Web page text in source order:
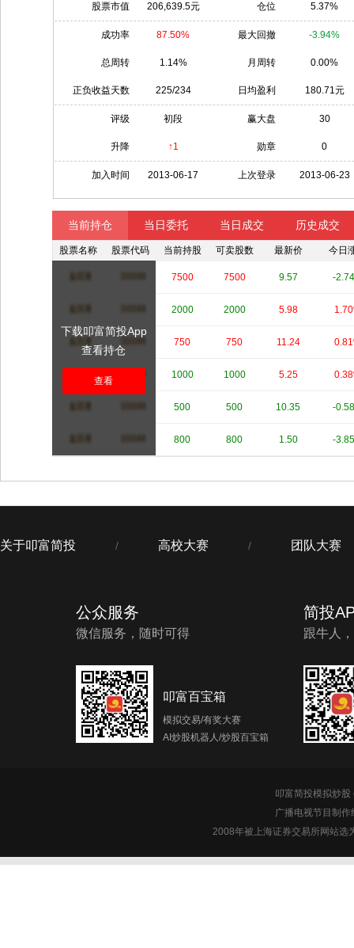
股票市值 206,639.5元 仓位 5.37%
成功率 87.50% 最大回撤 -3.94%
总周转 1.14% 月周转 0.00%
正负收益天数 225/234 日均盈利 180.71元
评级 初段 赢大盘 30
升降 ↑1 勋章 0
加入时间 2013-06-17 上次登录 2013-06-23
当前持仓 当日委托 当日成交 历史成交
股票名称 股票代码 当前持股 可卖股数 最新价 今日
7500 7500 9.57 -
2000 2000 5.98
**** 750 750 11.24
1000 1000 5.25
500 500 10.35 -
800 800 1.50 -
下载叩富简投App
查看持仓
查看
关于叩富简投 / 高校大赛 / 团队大赛
公众服务
微信服务，随时可得
叩富百宝箱
模拟交易/有奖大赛
AI炒股机器人/炒股百宝箱
简投
跟牛人
叩富简投模拟炒
广播电视节目制
2008年被上海证券交易所网站选